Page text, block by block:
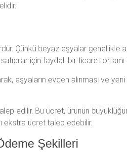
Çünkü beyaz eşyalar genellikle
için faydalı bir ticaret ortamı
eşyaların evden alınması ve
edilir. Bu ücret, ürünün
ekstra ücret talep edebilir.
Şekilleri